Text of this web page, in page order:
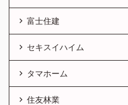
富士住建
セキスイハイム
タマホーム
住友林業